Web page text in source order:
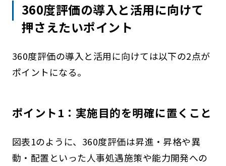
360度評価の導入と活用に向けて
押さえたいポイント
360度評価の導入と活用に向けては以下の2点が
ポイントになる。
ポイント1：実施目的を明確に置くこと
図表1のように、360度評価は昇進・昇格や異
動・配置といった人事処遇施策や能力開発への